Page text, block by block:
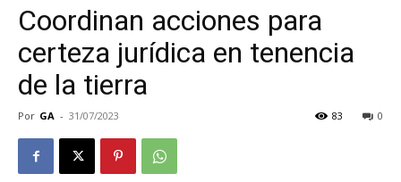
Coordinan acciones para
certeza jurídica en tenencia
de la tierra
Por GA - 31/07/2023 0
83